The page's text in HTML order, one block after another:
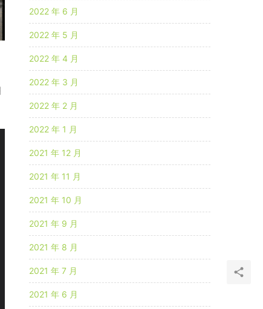
2022 年 6 月
2022 年 5 月
2022 年 4 月
2022 年 3 月
2022 年 2 月
2022 年 1 月
2021 年 12 月
2021 年 11 月
2021 年 10 月
2021 年 9 月
2021 年 8 月
2021 年 7 月
2021 年 6 月